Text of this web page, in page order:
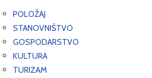
POLOŽAJ
STANOVNIŠTVO
GOSPODARSTVO
KULTURA
TURIZAM